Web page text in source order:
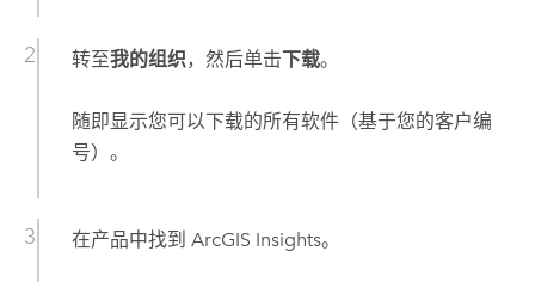
转至我的组织，然后单击下载。
随即显示您可以下载的所有软件（基于您的客户编
号）。
在产品中找到 ArcGIS Insights。